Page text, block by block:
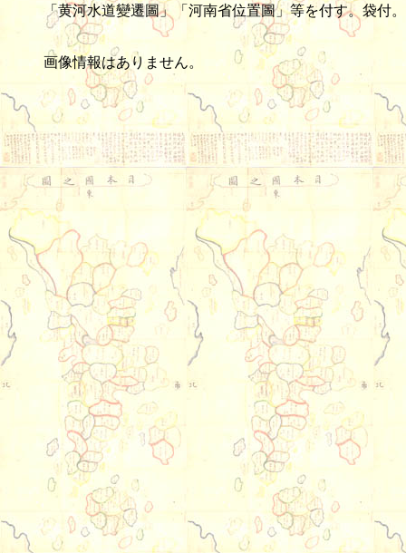
「黄河水道變遷圖」「河南省位置圖」等を付す。袋付
画像情報はありません。